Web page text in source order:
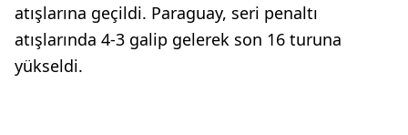
atışlarına geçildi. Paraguay, seri penaltı
atışlarında 4-3 galip gelerek son 16 turuna
yükseldi.